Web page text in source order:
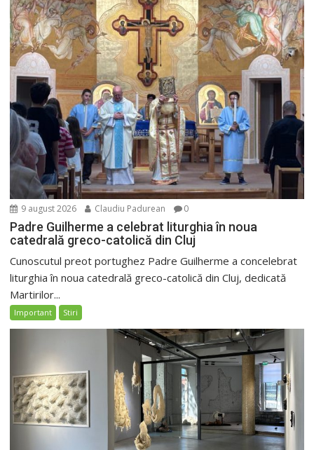
9 august 2026 Claudiu Padurean 0
Padre Guilherme a celebrat liturghia în noua
catedrală greco-catolică din Cluj
Cunoscutul preot portughez Padre Guilherme a concelebrat
liturghia în noua catedrală greco-catolică din Cluj, dedicată
Martirilor...
Important Stiri